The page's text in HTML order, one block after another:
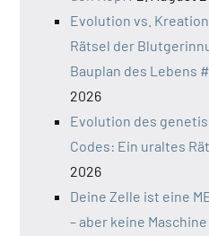
Evolution vs.
Rätsel der
Bauplan des Lebens
2026
Evolution des
Codes: Ein uraltes
2026
Deine Zelle ist eine
– aber keine Maschine